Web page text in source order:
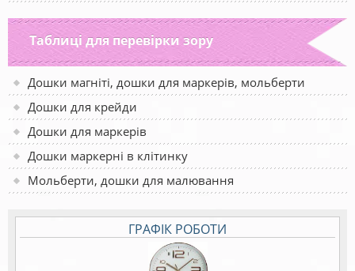
Таблиці для перевірки зору
Дошки магніті, дошки для маркерів, мольберти
Дошки для крейди
Дошки для маркерів
Дошки маркерні в клітинку
Мольберти, дошки для малювання
ГРАФІК РОБОТИ